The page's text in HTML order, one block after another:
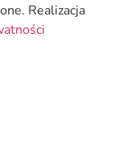
Realizacja